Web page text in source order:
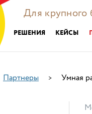
Для крупного
РЕШЕНИЯ КЕЙСЫ
Партнеры > Умная